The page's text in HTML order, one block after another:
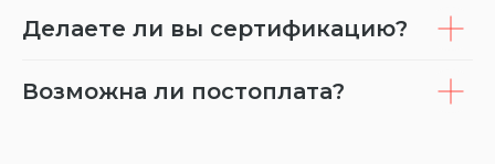
Делаете ли вы сертификацию?
Возможна ли постоплата?